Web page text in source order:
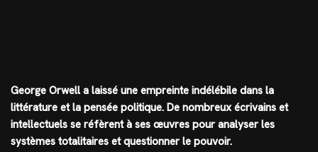
George Orwell a laissé une empreinte indélébile dans la
littérature et la pensée politique. De nombreux écrivains et
intellectuels se réfèrent à ses œuvres pour analyser les
systèmes totalitaires et questionner le pouvoir.